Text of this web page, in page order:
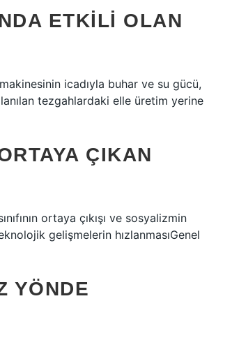
ETKILI OLAN
icadıyla buhar ve su gücü,
tezgahlardaki elle üretim yerine
ÇIKAN
ortaya çıkışı ve sosyalizmin
gelişmelerin hızlanmasıGenel
YÖNDE